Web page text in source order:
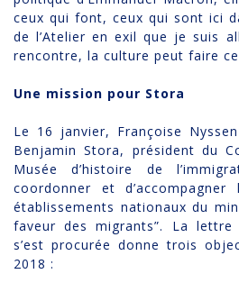
ceux qui font, ceux qui sont ici
de l’Atelier en exil que je suis
rencontre, la culture peut faire
Une mission pour Stora
Le 16 janvier, Françoise
Benjamin Stora, président du
Musée d’histoire de
coordonner et d’accompagner
établissements nationaux du
faveur des migrants”. La lettre
s’est procurée donne trois
2018 :